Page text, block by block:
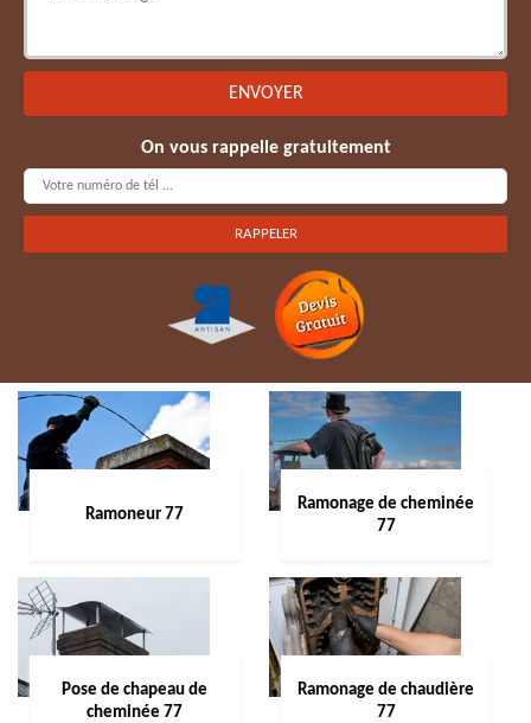
On vous rappelle gratuitement
Ramoneur 77
Ramonage de cheminée
77
Pose de chapeau de
cheminée 77
Ramonage de chaudière
77